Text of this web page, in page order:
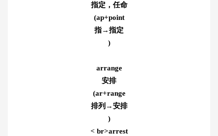
指定，任命
(ap+point
指→指定
)
arrange
安排
(ar+range
排列→安排
)
< br>arrest